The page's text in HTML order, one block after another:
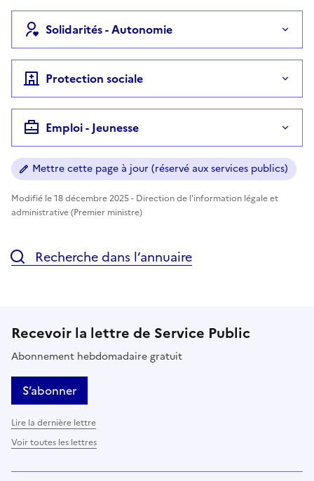
Solidarités - Autonomie
Protection sociale
Emploi - Jeunesse
Mettre cette page à jour (réservé aux services publics)
Modifié le 18 décembre 2025 - Direction de l'information légale et
administrative (Premier ministre)
Recherche dans l’annuaire
Recevoir la lettre de Service Public
Abonnement hebdomadaire gratuit
S’abonner
Lire la dernière lettre
Voir toutes les lettres